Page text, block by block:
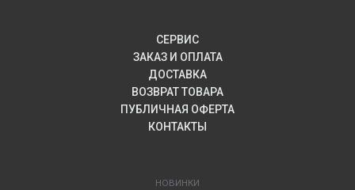
СЕРВИС
ЗАКАЗ И ОПЛАТА
ДОСТАВКА
ВОЗВРАТ ТОВАРА
ПУБЛИЧНАЯ ОФЕРТА
КОНТАКТЫ
НОВИНКИ